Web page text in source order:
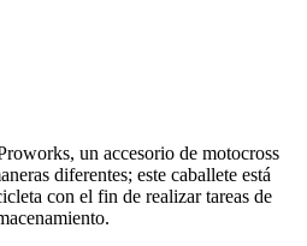
un accesorio de motocross
diferentes; este caballete está
con el fin de realizar tareas de